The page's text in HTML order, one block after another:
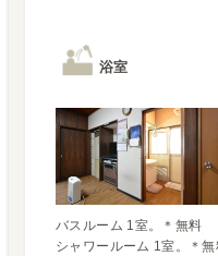
浴室
バスルーム 1室。＊無料